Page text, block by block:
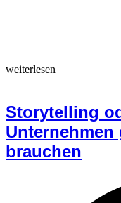
weiterlesen
Storytelling
brauchen